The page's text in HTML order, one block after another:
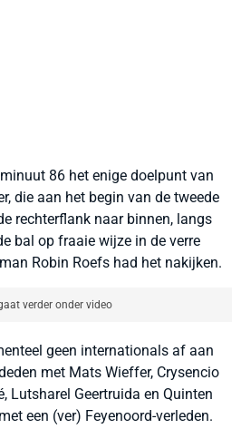
86 het enige doelpunt van
die aan het begin van de tweede
rechterflank naar binnen, langs
bal op fraaie wijze in de verre
Robin Roefs had het nakijken.
verder onder video
geen internationals af aan
met Mats Wieffer, Crysencio
Lutsharel Geertruida en Quinten
een (ver) Feyenoord-verleden.